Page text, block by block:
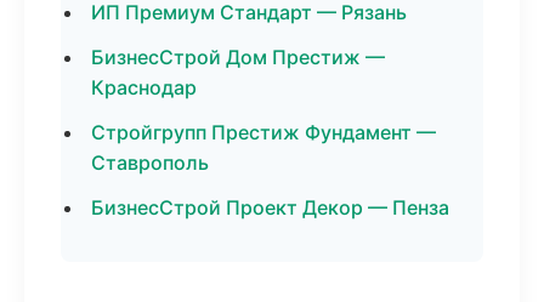
ИП Премиум Стандарт — Рязань
БизнесСтрой Дом Престиж —
Краснодар
Стройгрупп Престиж Фундамент —
Ставрополь
БизнесСтрой Проект Декор — Пенза